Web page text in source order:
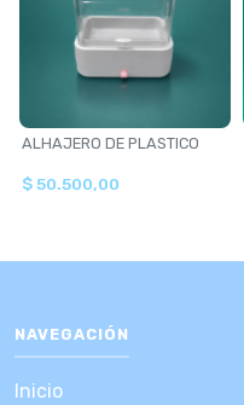
ALHAJERO DE PLASTICO
$ 50.500,00
NAVEGACIÓN
Inicio